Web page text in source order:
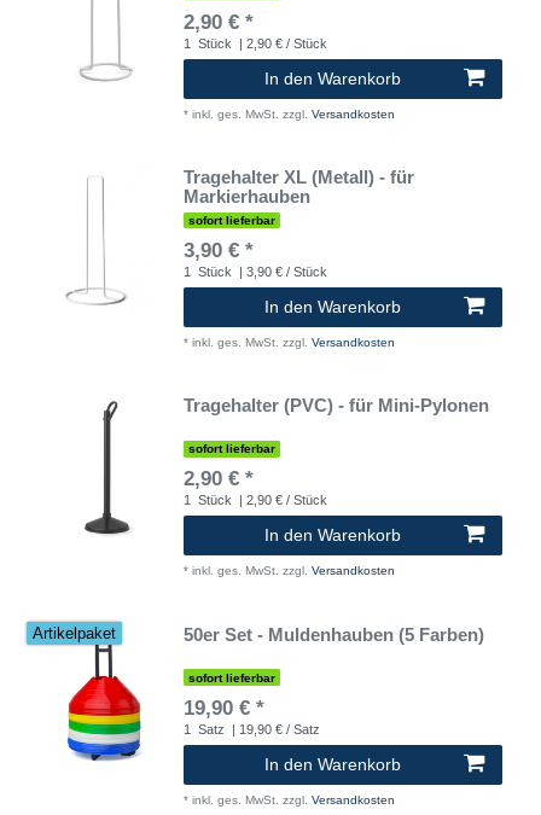
2,90 € *
1 Stück | 2,90 € / Stück
In den Warenkorb
* inkl. ges. MwSt. zzgl. Versandkosten
Tragehalter XL (Metall) - für
Markierhauben
sofort lieferbar
3,90 € *
1 Stück | 3,90 € / Stück
In den Warenkorb
* inkl. ges. MwSt. zzgl. Versandkosten
Tragehalter (PVC) - für Mini-Pylonen
sofort lieferbar
2,90 € *
1 Stück | 2,90 € / Stück
In den Warenkorb
* inkl. ges. MwSt. zzgl. Versandkosten
Artikelpaket 50er Set - Muldenhauben (5 Farben)
sofort lieferbar
19,90 € *
1 Satz | 19,90 € / Satz
In den Warenkorb
* inkl. ges. MwSt. zzgl. Versandkosten